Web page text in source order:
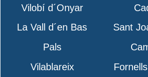
Vilobí d´Onyar
La Vall d´en Bas
Sant
Pals
Vilablareix